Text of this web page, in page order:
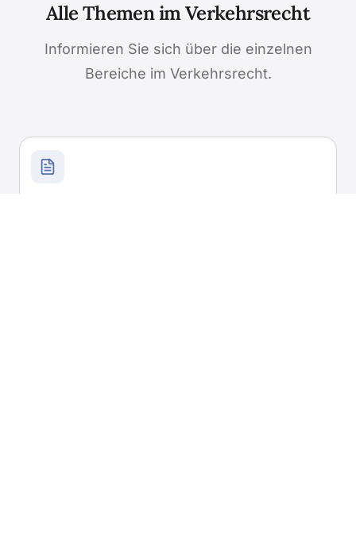
Alle Themen im Verkehrsrecht
Informieren Sie sich über die einzelnen
Bereiche im Verkehrsrecht.